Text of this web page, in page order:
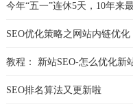
今年“五一”连休5天，10年来
SEO优化策略之网站内链优化
教程： 新站SEO-怎么优化新
SEO排名算法又更新啦